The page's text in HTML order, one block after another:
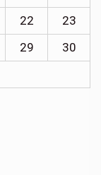
22
23
29
30